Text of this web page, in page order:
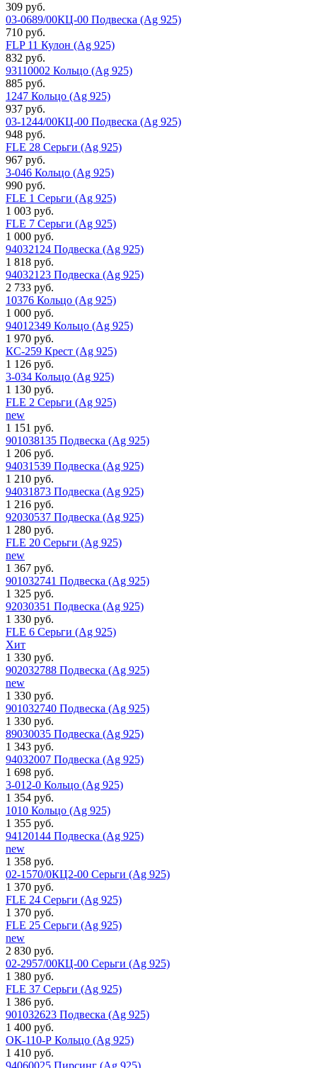
309 руб.
03-0689/00КЦ-00 Подвеска (Ag 925)
710 руб.
FLP 11 Кулон (Ag 925)
832 руб.
93110002 Кольцо (Ag 925)
885 руб.
1247 Кольцо (Ag 925)
937 руб.
03-1244/00КЦ-00 Подвеска (Ag 925)
948 руб.
FLE 28 Серьги (Ag 925)
967 руб.
3-046 Кольцо (Ag 925)
990 руб.
FLE 1 Серьги (Ag 925)
1 003 руб.
FLE 7 Серьги (Ag 925)
1 000 руб.
94032124 Подвеска (Ag 925)
1 818 руб.
94032123 Подвеска (Ag 925)
2 733 руб.
10376 Кольцо (Ag 925)
1 000 руб.
94012349 Кольцо (Ag 925)
1 970 руб.
КС-259 Крест (Ag 925)
1 126 руб.
3-034 Кольцо (Ag 925)
1 130 руб.
FLE 2 Серьги (Ag 925)
new
1 151 руб.
901038135 Подвеска (Ag 925)
1 206 руб.
94031539 Подвеска (Ag 925)
1 210 руб.
94031873 Подвеска (Ag 925)
1 216 руб.
92030537 Подвеска (Ag 925)
1 280 руб.
FLE 20 Серьги (Ag 925)
new
1 367 руб.
901032741 Подвеска (Ag 925)
1 325 руб.
92030351 Подвеска (Ag 925)
1 330 руб.
FLE 6 Серьги (Ag 925)
Хит
1 330 руб.
902032788 Подвеска (Ag 925)
new
1 330 руб.
901032740 Подвеска (Ag 925)
1 330 руб.
89030035 Подвеска (Ag 925)
1 343 руб.
94032007 Подвеска (Ag 925)
1 698 руб.
3-012-0 Кольцо (Ag 925)
1 354 руб.
1010 Кольцо (Ag 925)
1 355 руб.
94120144 Подвеска (Ag 925)
new
1 358 руб.
02-1570/0КЦ2-00 Серьги (Ag 925)
1 370 руб.
FLE 24 Серьги (Ag 925)
1 370 руб.
FLE 25 Серьги (Ag 925)
new
2 830 руб.
02-2957/00КЦ-00 Серьги (Ag 925)
1 380 руб.
FLE 37 Серьги (Ag 925)
1 386 руб.
901032623 Подвеска (Ag 925)
1 400 руб.
ОК-110-Р Кольцо (Ag 925)
1 410 руб.